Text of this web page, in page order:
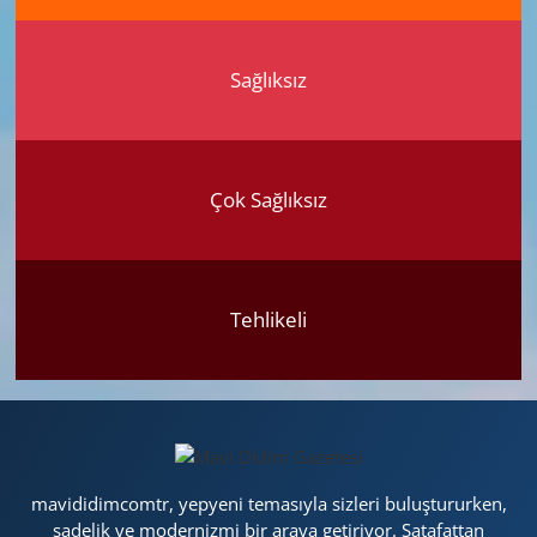
Sağlıksız
Çok Sağlıksız
Tehlikeli
mavididimcomtr, yepyeni temasıyla sizleri buluştururken,
sadelik ve modernizmi bir araya getiriyor. Şatafattan